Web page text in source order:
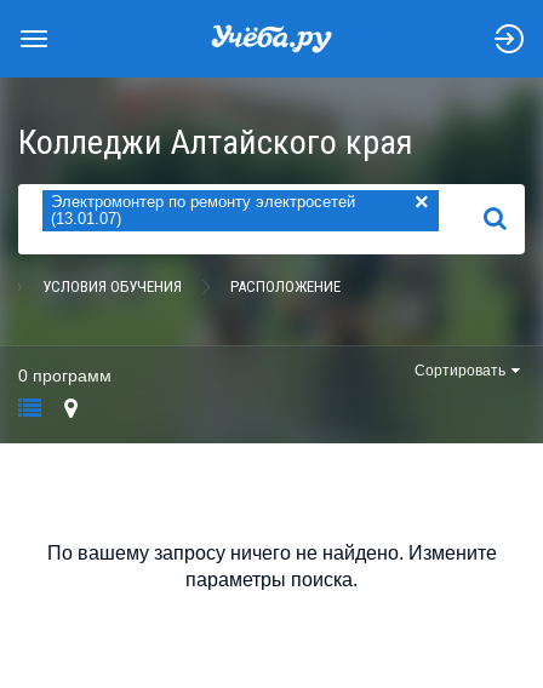
Колледжи Алтайского края
Электромонтер по ремонту электросетей
(13.01.07)
×
НАЙТИ
УСЛОВИЯ ОБУЧЕНИЯ РАСПОЛОЖЕНИЕ
0 программ Сортировать
По вашему запросу ничего не найдено. Измените
параметры поиска.